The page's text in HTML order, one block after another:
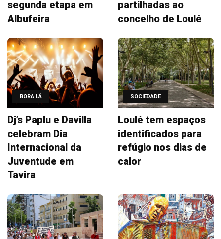
segunda etapa em
Albufeira
partilhadas ao
concelho de Loulé
BORA LÁ
Dj’s Paplu e Davilla
celebram Dia
Internacional da
Juventude em
Tavira
SOCIEDADE
Loulé tem espaços
identificados para
refúgio nos dias de
calor